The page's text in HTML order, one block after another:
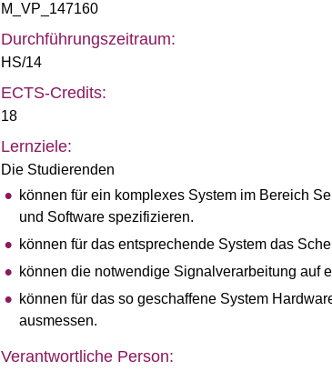
M_VP_147160
Durchführungszeitraum:
HS/14
ECTS-Credits:
18
Lernziele:
Die Studierenden
können für ein komplexes System im Bereich
und Software spezifizieren.
können für das entsprechende System das
können die notwendige Signalverarbeitung auf
können für das so geschaffene System
ausmessen.
Verantwortliche Person: